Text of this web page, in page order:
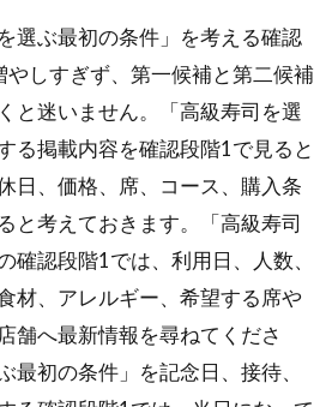
選ぶ最初の条件」を考える確認
しすぎず、第一候補と第二候補
と迷いません。「高級寿司を選
る掲載内容を確認段階1で見ると
日、価格、席、コース、購入条
と考えておきます。「高級寿司
確認段階1では、利用日、人数、
材、アレルギー、希望する席や
舗へ最新情報を尋ねてくださ
最初の条件」を記念日、接待、